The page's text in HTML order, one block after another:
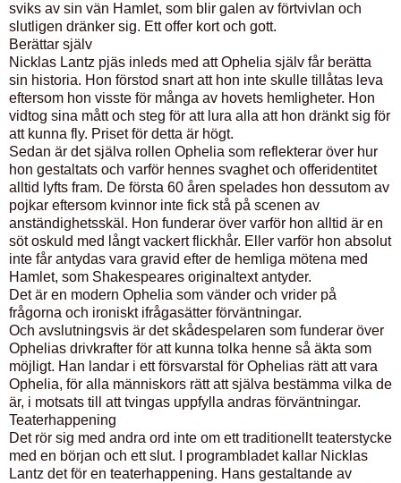
sviks av sin vän Hamlet, som blir galen av förtvivlan och
slutligen dränker sig. Ett offer kort och gott.
Berättar själv
Nicklas Lantz pjäs inleds med att Ophelia själv får berätta
sin historia. Hon förstod snart att hon inte skulle tillåtas leva
eftersom hon visste för många av hovets hemligheter. Hon
vidtog sina mått och steg för att lura alla att hon dränkt sig för
att kunna fly. Priset för detta är högt.
Sedan är det själva rollen Ophelia som reflekterar över hur
hon gestaltats och varför hennes svaghet och offeridentitet
alltid lyfts fram. De första 60 åren spelades hon dessutom av
pojkar eftersom kvinnor inte fick stå på scenen av
anständighetsskäl. Hon funderar över varför hon alltid är en
söt oskuld med långt vackert flickhår. Eller varför hon absolut
inte får antydas vara gravid efter de hemliga mötena med
Hamlet, som Shakespeares originaltext antyder.
Det är en modern Ophelia som vänder och vrider på
frågorna och ironiskt ifrågasätter förväntningar.
Och avslutningsvis är det skådespelaren som funderar över
Ophelias drivkrafter för att kunna tolka henne så äkta som
möjligt. Han landar i ett försvarstal för Ophelias rätt att vara
Ophelia, för alla människors rätt att själva bestämma vilka de
är, i motsats till att tvingas uppfylla andras förväntningar.
Teaterhappening
Det rör sig med andra ord inte om ett traditionellt teaterstycke
med en början och ett slut. I programbladet kallar Nicklas
Lantz det för en teaterhappening. Hans gestaltande av